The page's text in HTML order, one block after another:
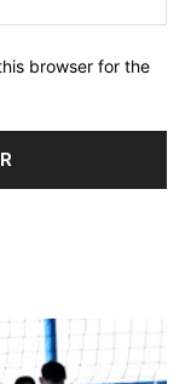
browser for the